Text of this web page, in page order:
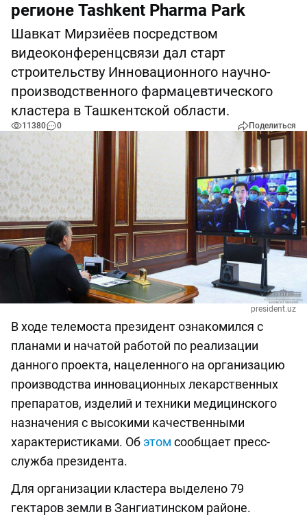
регионе Tashkent Pharma Park
Шавкат Мирзиёев посредством
видеоконференцсвязи дал старт
строительству Инновационного научно-
производственного фармацевтического
кластера в Ташкентской области.
11380 0 Поделиться
president.uz
В ходе телемоста президент ознакомился с
планами и начатой работой по реализации
данного проекта, нацеленного на организацию
производства инновационных лекарственных
препаратов, изделий и техники медицинского
назначения с высокими качественными
характеристиками. Об этом сообщает пресс-
служба президента.
Для организации кластера выделено 79
гектаров земли в Зангиатинском районе.